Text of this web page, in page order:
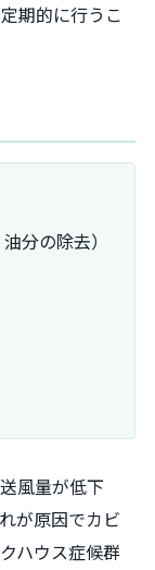
期的に行うこ
分の除去）
風量が低下
が原因でカビ
ハウス症候群